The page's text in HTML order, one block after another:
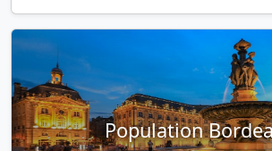
Population